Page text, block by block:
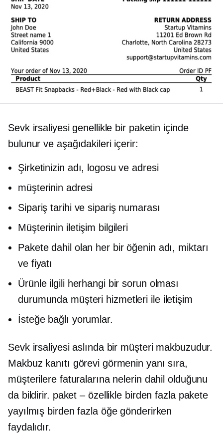
Sevk irsaliyesi genellikle bir paketin içinde
bulunur ve aşağıdakileri içerir:
Şirketinizin adı, logosu ve adresi
müşterinin adresi
Sipariş tarihi ve sipariş numarası
Müşterinin iletişim bilgileri
Pakete dahil olan her bir öğenin adı, miktarı
ve fiyatı
Ürünle ilgili herhangi bir sorun olması
durumunda müşteri hizmetleri ile iletişim
İsteğe bağlı yorumlar.
Sevk irsaliyesi aslında bir müşteri makbuzudur.
Makbuz kanıtı görevi görmenin yanı sıra,
müşterilere faturalarına nelerin dahil olduğunu
da bildirir. paket – özellikle birden fazla pakete
yayılmış birden fazla öğe gönderirken
faydalıdır.